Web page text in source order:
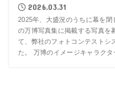
2026.03.31
2025年、大盛況のうちに幕を
の万博写真集に掲載する写真を
て、弊社のフォトコンテストシ
た。 万博のイメージキャラク